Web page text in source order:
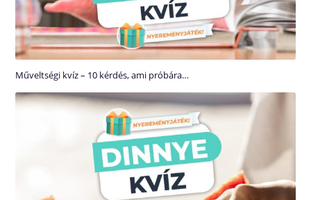
Műveltségi kvíz – 10 kérdés, ami próbára…